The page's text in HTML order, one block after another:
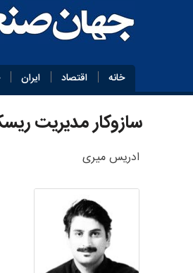
خانه اقتصاد ایران
سازوکار مدیریت
ادریس میری